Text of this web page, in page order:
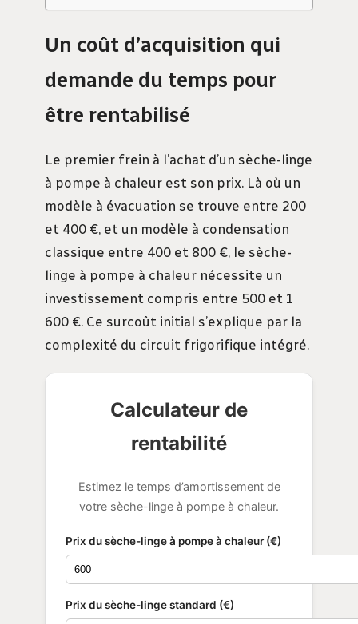
Un coût d’acquisition qui
demande du temps pour
être rentabilisé
Le premier frein à l’achat d’un sèche-linge
à pompe à chaleur est son prix. Là où un
modèle à évacuation se trouve entre 200
et 400 €, et un modèle à condensation
classique entre 400 et 800 €, le sèche-
linge à pompe à chaleur nécessite un
investissement compris entre 500 et 1
600 €. Ce surcoût initial s’explique par la
complexité du circuit frigorifique intégré.
Calculateur de
rentabilité
Estimez le temps d’amortissement de
votre sèche-linge à pompe à chaleur.
Prix du sèche-linge à pompe à chaleur (€)
Prix du sèche-linge standard (€)